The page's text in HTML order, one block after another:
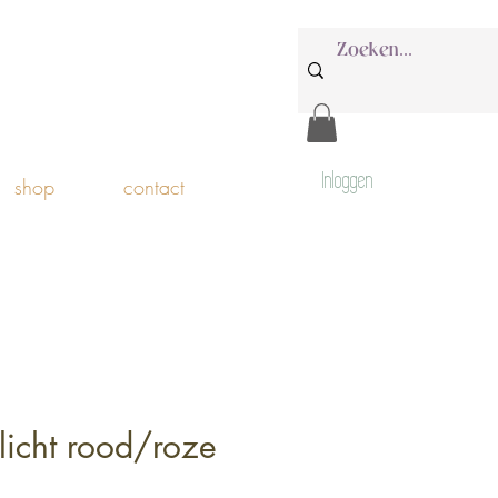
shop contact Inloggen
rood/roze